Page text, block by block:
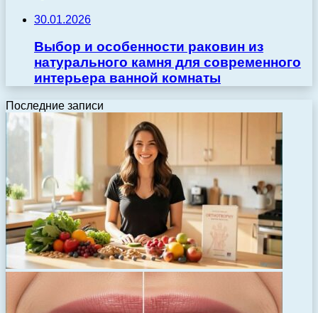
30.01.2026
Выбор и особенности раковин из
натурального камня для современного
интерьера ванной комнаты
Последние записи